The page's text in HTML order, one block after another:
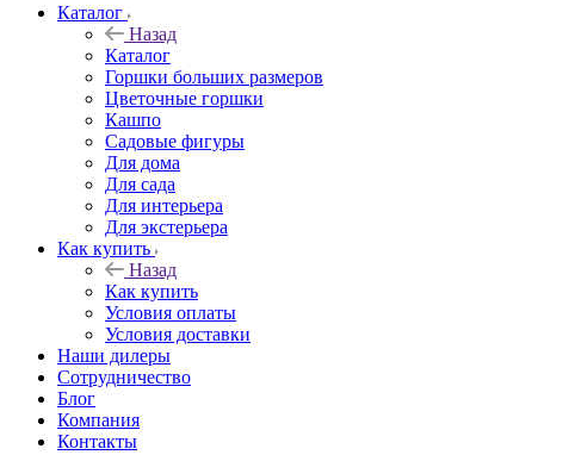
Каталог
Назад
Каталог
Горшки больших размеров
Цветочные горшки
Кашпо
Садовые фигуры
Для дома
Для сада
Для интерьера
Для экстерьера
Как купить
Назад
Как купить
Условия оплаты
Условия доставки
Наши дилеры
Сотрудничество
Блог
Компания
Контакты